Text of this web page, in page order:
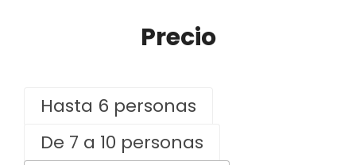
Precio
Hasta 6 personas
De 7 a 10 personas